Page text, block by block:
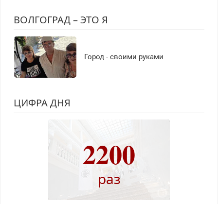
ВОЛГОГРАД – ЭТО Я
Город - своими руками
ЦИФРА ДНЯ
2200
раз